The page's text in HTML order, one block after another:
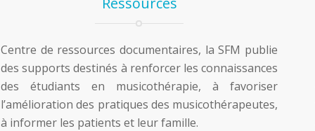
Centre de ressources documentaires, la SFM publie
des supports destinés à renforcer les connaissances
des étudiants en musicothérapie, à favoriser
l’amélioration des pratiques des musicothérapeutes,
à informer les patients et leur famille.